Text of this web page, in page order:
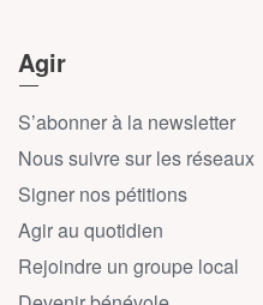
Agir
S’abonner à la newsletter
Nous suivre sur les réseaux
Signer nos pétitions
Agir au quotidien
Rejoindre un groupe local